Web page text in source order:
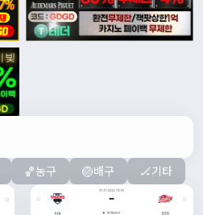
🏀농구 🏐배구 🏒기타